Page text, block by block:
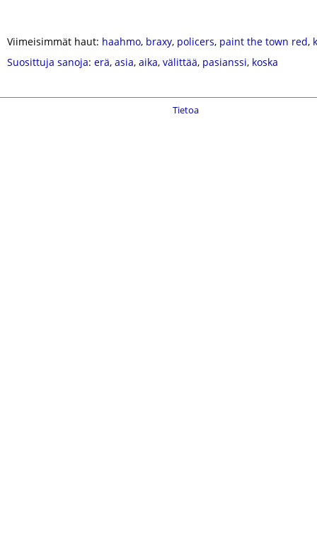
Viimeisimmät haut: haahmo, braxy, policers, paint the town red,
Suosittuja sanoja: erä, asia, aika, välittää, pasianssi, koska
Tietoa